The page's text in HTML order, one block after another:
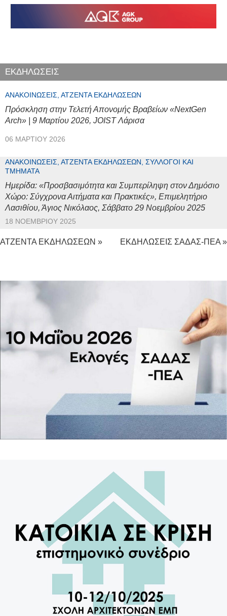
ΕΚΔΗΛΩΣΕΙΣ
ΑΝΑΚΟΙΝΏΣΕΙΣ, ΑΤΖΈΝΤΑ ΕΚΔΗΛΏΣΕΩΝ
Πρόσκληση στην Τελετή Απονομής Βραβείων «NextGen
Arch» | 9 Μαρτίου 2026, JOIST Λάρισα
06 ΜΑΡΤΊΟΥ 2026
ΑΝΑΚΟΙΝΏΣΕΙΣ, ΑΤΖΈΝΤΑ ΕΚΔΗΛΏΣΕΩΝ, ΣΎΛΛΟΓΟΙ ΚΑΙ
ΤΜΉΜΑΤΑ
Ημερίδα: «Προσβασιμότητα και Συμπερίληψη στον Δημόσιο
Χώρο: Σύγχρονα Αιτήματα και Πρακτικές», Επιμελητήριο
Λασιθίου, Άγιος Νικόλαος, Σάββατο 29 Νοεμβρίου 2025
18 ΝΟΕΜΒΡΊΟΥ 2025
ΑΤΖΕΝΤΑ ΕΚΔΗΛΩΣΕΩΝ » ΕΚΔΗΛΩΣΕΙΣ ΣΑΔΑΣ-ΠΕΑ »